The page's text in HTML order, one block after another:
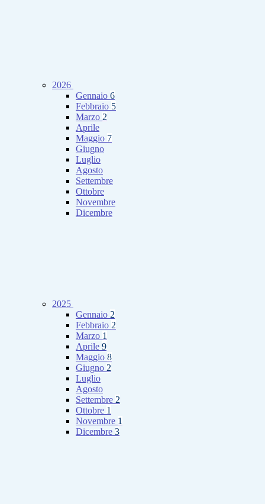
2026
Gennaio 6
Febbraio 5
Marzo 2
Aprile
Maggio 7
Giugno
Luglio
Agosto
Settembre
Ottobre
Novembre
Dicembre
2025
Gennaio 2
Febbraio 2
Marzo 1
Aprile 9
Maggio 8
Giugno 2
Luglio
Agosto
Settembre 2
Ottobre 1
Novembre 1
Dicembre 3